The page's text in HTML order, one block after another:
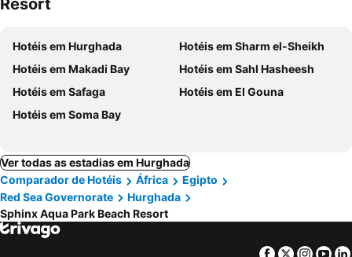
Resort
Hotéis em Hurghada
Hotéis em Sharm el-Sheikh
Hotéis em Makadi Bay
Hotéis em Sahl Hasheesh
Hotéis em Safaga
Hotéis em El Gouna
Hotéis em Soma Bay
Ver todas as estadias em Hurghada
Comparador de Hotéis
África
Egipto
Red Sea Governorate
Hurghada
Sphinx Aqua Park Beach Resort
Facebook
Twitter